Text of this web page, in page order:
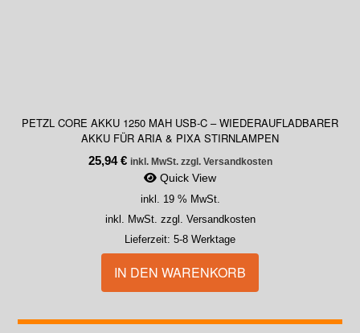
PETZL CORE AKKU 1250 MAH USB-C – WIEDERAUFLADBARER
AKKU FÜR ARIA & PIXA STIRNLAMPEN
25,94€ inkl. MwSt. zzgl. Versandkosten
Quick View
inkl. 19 % MwSt.
inkl. MwSt. zzgl. Versandkosten
Lieferzeit: 5-8 Werktage
IN DEN WARENKORB